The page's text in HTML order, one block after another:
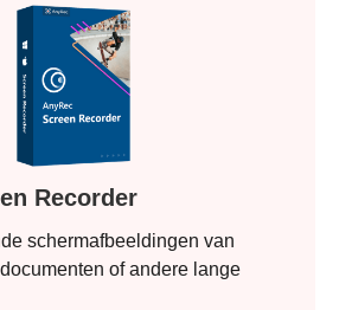
Recorder
schermafbeeldingen van
of andere lange